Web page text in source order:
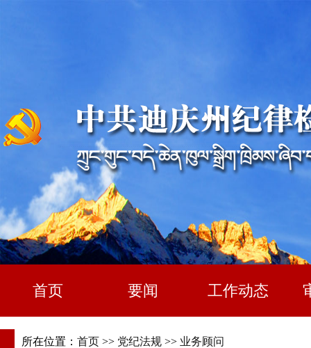
首页 要闻 工作动态
所在位置： 首页 >> 党纪法规 >> 业务顾问